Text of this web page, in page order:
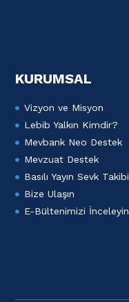
KURUMSAL
Vizyon ve Misyon
Lebib Yalkın Kimdir?
Mevbank Neo Destek
Mevzuat Destek
Basılı Yayın Sevk Takibi
Bize Ulaşın
E-Bültenimizi İnceleyin